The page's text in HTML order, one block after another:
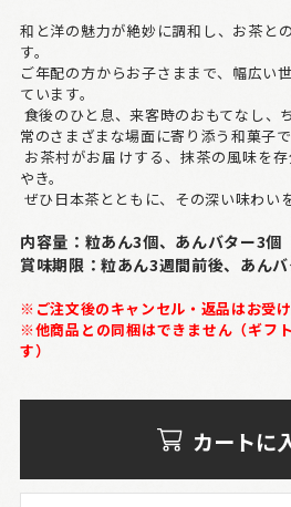
和と洋の魅力が絶妙に調和し、お茶と
す。
ご年配の方からお子さままで、幅広い
ています。
食後のひと息、来客時のおもてなし、
常のさまざまな場面に寄り添う和菓子で
お茶村がお届けする、抹茶の風味を
やき。
ぜひ日本茶とともに、その深い味わい
内容量：粒あん3個、あんバター3個
賞味期限：粒あん3週間前後、あん
※ご注文後のキャンセル・返品はお受け
※他商品との同梱はできません（ギフ
す）
カートに